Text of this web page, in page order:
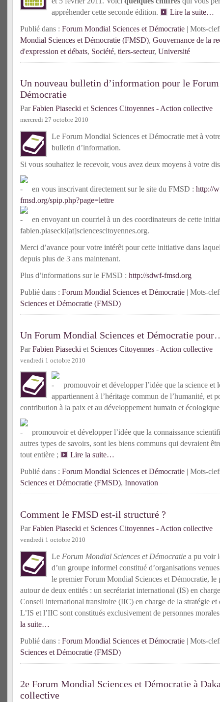
appréhender cette seconde édition.
Lire la suite…
Publié dans : Forum Mondial Sciences et Démocratie | Mots-
Mondial Sciences et Démocratie (FMSD), Gouvernance de la
d'expression et débats, Société, tiers-secteur, Université
Un nouveau bulletin d’information pour le
Démocratie
ParFabien Piasecki et Sciences Citoyennes - Action collective
mercredi 27 octobre 2010
Le Forum Mondial Sciences et Démocratie met à
bulletin d’information.
Si vous souhaitez le recevoir, vous avez deux moyens à votre
en vous inscrivant directement sur le site du FMSD : http://
fmsd.org/spip.php?page=lettre
en envoyant un courriel à un des coordinateurs de cette
fabien.piasecki[at]sciencescitoyennes.org.
Merci d’avance pour votre intérêt pour cette initiative dans
depuis plus de 3 ans maintenant.
Plus d’informations sur le FMSD : http://sdwf-fmsd.org
Publié dans : Forum Mondial Sciences et Démocratie | Mots-
Sciences et Démocratie (FMSD)
Un Forum Mondial Sciences et Démocratie
ParFabien Piasecki et Sciences Citoyennes - Action collective
vendredi 1 octobre 2010
promouvoir et développer l’idée que la science et
appartiennent à l’héritage commun de l’humanité, et
contribution à la paix et au développement humain et
promouvoir et développer l’idée que la connaissance
autres types de savoirs, sont les biens communs qui devraient
tout entière ;
Lire la suite…
Publié dans : Forum Mondial Sciences et Démocratie | Mots-
Sciences et Démocratie (FMSD), Innovation
Comment le FMSD est-il structuré ?
ParFabien Piasecki et Sciences Citoyennes - Action collective
vendredi 1 octobre 2010
Le Forum Mondial Sciences et Démocratie a pu voir
d’un groupe informel constitué d’organisations
le premier Forum Mondial Sciences et Démocratie, le
autour de deux entités : un secrétariat international (IS) en
Conseil international transitoire (IIC) en charge de la stratégie et
L’IS et l’IIC sont constitués exclusivement de personnes
la suite…
Publié dans : Forum Mondial Sciences et Démocratie | Mots-
Sciences et Démocratie (FMSD)
2e Forum Mondial Sciences et Démocratie à
collective